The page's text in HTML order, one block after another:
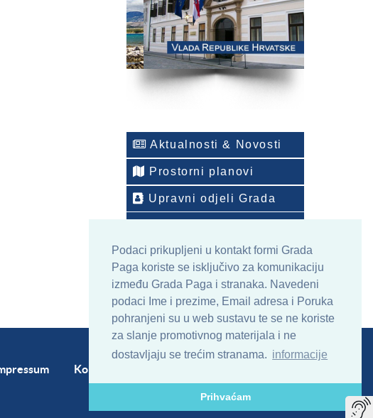
Podaci prikupljeni u kontakt formi Grada
Paga koriste se isključivo za komunikaciju
između Grada Paga i stranaka. Navedeni
podaci Ime i prezime, Email adresa i Poruka
pohranjeni su u web sustavu te se ne koriste
za slanje promotivnog materijala i ne
dostavljaju se trećim stranama. informacije
Prihvaćam
Aktualnosti & Novosti
Prostorni planovi
Upravni odjeli Grada
ONLINE arhiv sadržaja
Kontakt